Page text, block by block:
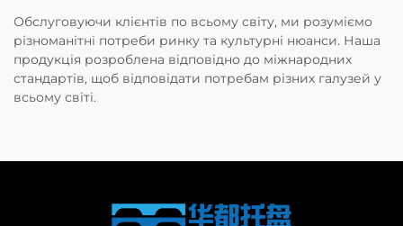
Обслуговуючи клієнтів по всьому світу, ми розуміємо
різноманітні потреби ринку та культурні нюанси. Наша
продукція розроблена відповідно до міжнародних
стандартів, щоб відповідати потребам різних галузей у
всьому світі.